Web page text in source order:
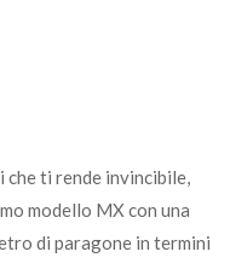
che ti rende invincibile,
modello MX con una
di paragone in termini